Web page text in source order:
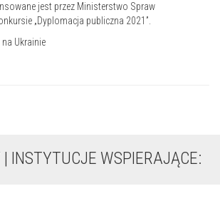
jest przez Ministerstwo Spraw
„Dyplomacja publiczna 2021”.
na Ukrainie
| INSTYTUCJE WSPIERAJĄCE: